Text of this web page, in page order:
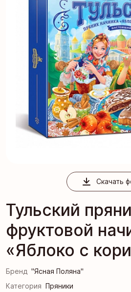
Скачать
Тульский
фруктовой
«Яблоко с
Бренд "Ясная Поляна"
Категория Пряники